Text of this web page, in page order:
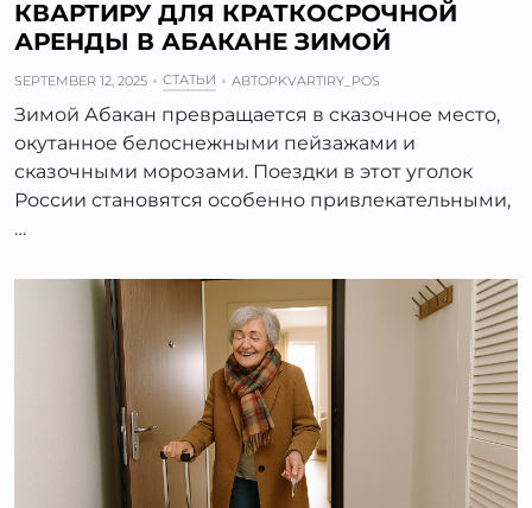
КВАРТИРУ ДЛЯ КРАТКОСРОЧНОЙ
АРЕНДЫ В АБАКАНЕ ЗИМОЙ
SEPTEMBER 12, 2025 СТАТЬИ АВТОРKVARTIRY_POS
Зимой Абакан превращается в сказочное место,
окутанное белоснежными пейзажами и
сказочными морозами. Поездки в этот уголок
России становятся особенно привлекательными,
…